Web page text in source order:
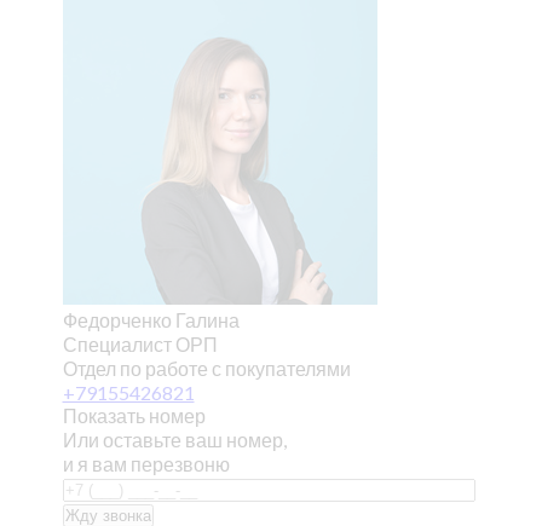
Федорченко Галина
Специалист ОРП
Отдел по работе с покупателями
+79155426821
Показать номер
Или оставьте ваш номер,
и я вам перезвоню